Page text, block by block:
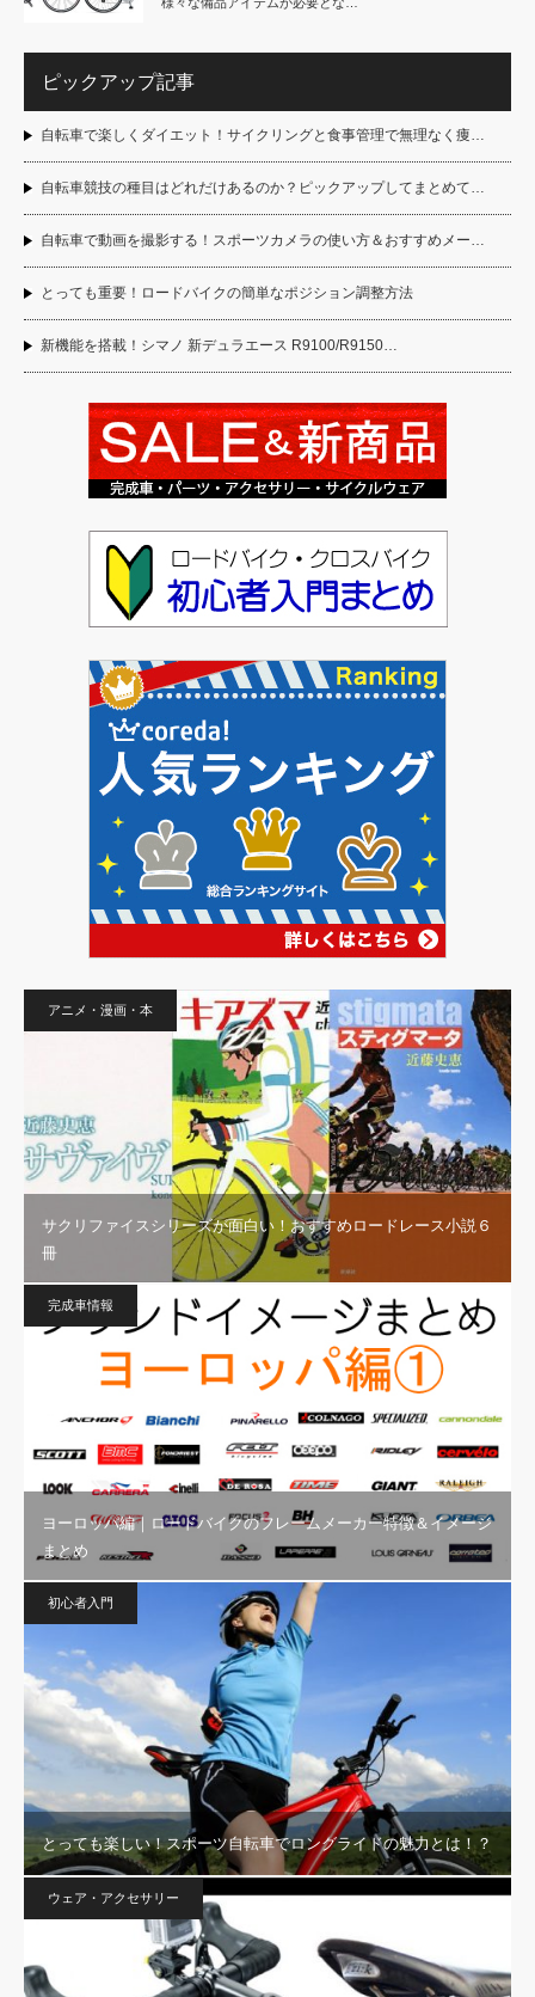
ピックアップ記事
自転車で楽しくダイエット！サイクリングと食事管理で無理なく痩…
自転車競技の種目はどれだけあるのか？ピックアップしてまとめて…
自転車で動画を撮影する！スポーツカメラの使い方＆おすすめメー…
とっても重要！ロードバイクの簡単なポジション調整方法
新機能を搭載！シマノ 新デュラエース R9100/R9150…
アニメ・漫画・本
サクリファイスシリーズが面白い！おすすめロードレース小説６
冊
完成車情報
ヨーロッパ編｜ロードバイクのフレームメーカー特徴＆イメージ
まとめ
初心者入門
とっても楽しい！スポーツ自転車でロングライドの魅力とは！？
ウェア・アクセサリー